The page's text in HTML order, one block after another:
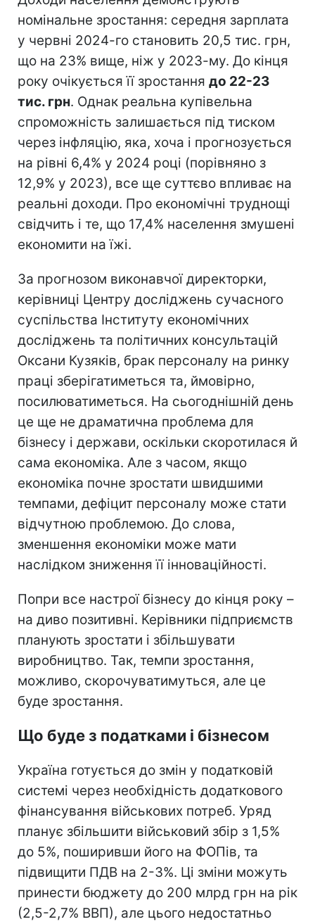
номінальне зростання: середня зарплата
у червні 2024-го становить 20,5 тис. грн,
що на 23% вище, ніж у 2023-му. До кінця
року очікується її зростання до 22-23
тис. грн. Однак реальна купівельна
спроможність залишається під тиском
через інфляцію, яка, хоча і прогнозується
на рівні 6,4% у 2024 році (порівняно з
12,9% у 2023), все ще суттєво впливає на
реальні доходи. Про економічні труднощі
свідчить і те, що 17,4% населення змушені
економити на їжі.
За прогнозом виконавчої директорки,
керівниці Центру досліджень сучасного
суспільства Інституту економічних
досліджень та політичних консультацій
Оксани Кузяків, брак персоналу на ринку
праці зберігатиметься та, ймовірно,
посилюватиметься. На сьогоднішній день
це ще не драматична проблема для
бізнесу і держави, оскільки скоротилася й
сама економіка. Але з часом, якщо
економіка почне зростати швидшими
темпами, дефіцит персоналу може стати
відчутною проблемою. До слова,
зменшення економіки може мати
наслідком зниження її інноваційності.
Попри все настрої бізнесу до кінця року –
на диво позитивні. Керівники підприємств
планують зростати і збільшувати
виробництво. Так, темпи зростання,
можливо, скорочуватимуться, але це
буде зростання.
Що буде з податками і бізнесом
Україна готується до змін у податковій
системі через необхідність додаткового
фінансування військових потреб. Уряд
планує збільшити військовий збір з 1,5%
до 5%, поширивши його на ФОПів, та
підвищити ПДВ на 2-3%. Ці зміни можуть
принести бюджету до 200 млрд грн на рік
(2,5-2,7% ВВП), але цього недостатньо